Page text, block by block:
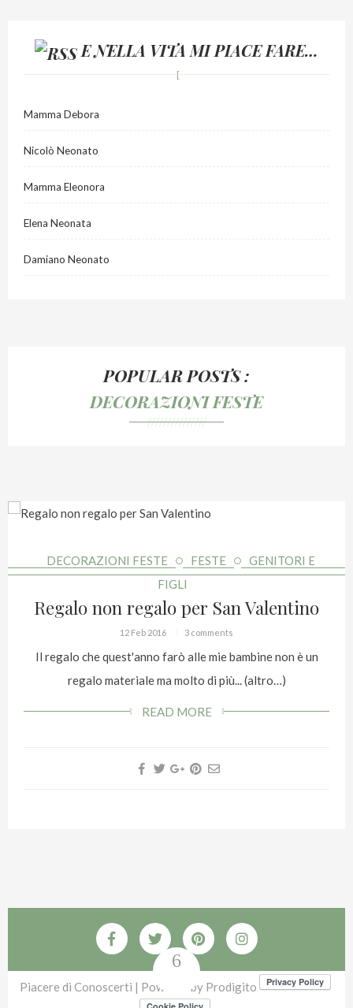
E NELLA VITA MI PIACE FARE…
Mamma Debora
Nicolò Neonato
Mamma Eleonora
Elena Neonata
Damiano Neonato
POPULAR POSTS :
DECORAZIONI FESTE
///////////////
DECORAZIONI FESTE FESTE
GENITORI E
FIGLI
Regalo non regalo per San Valentino
12 Feb 2016 3 comments
Il regalo che quest'anno farò alle mie bambine non è un
regalo materiale ma molto di più... (altro…)
READ MORE
Piacere di Conoscerti | Powered by Prodigito